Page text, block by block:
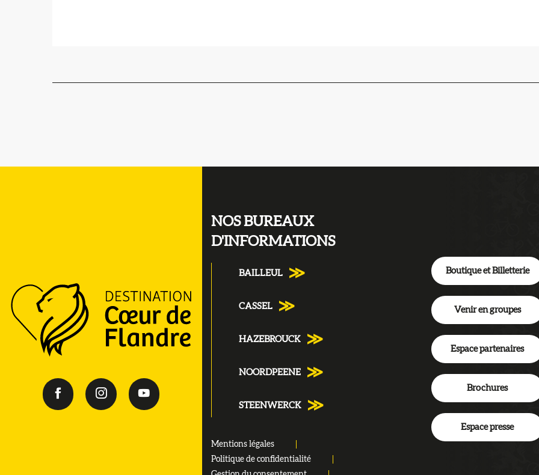
NOS BUREAUX
D'INFORMATIONS
BAILLEUL
CASSEL
HAZEBROUCK
NOORDPEENE
STEENWERCK
Mentions légales
Politique de confidentialité
Boutique et Billetterie
Venir en groupes
Espace partenaires
Brochures
Espace presse